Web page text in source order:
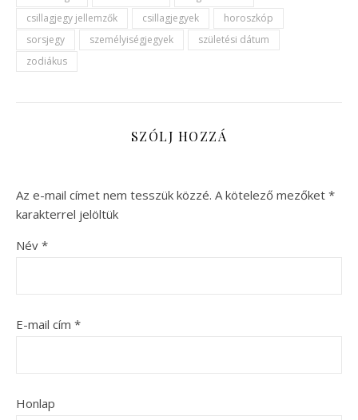
csillagjegy jellemzők
csillagjegyek
horoszkóp
sorsjegy
személyiségjegyek
születési dátum
zodiákus
SZÓLJ HOZZÁ
Az e-mail címet nem tesszük közzé. A kötelező mezőket *
karakterrel jelöltük
Név *
E-mail cím *
Honlap